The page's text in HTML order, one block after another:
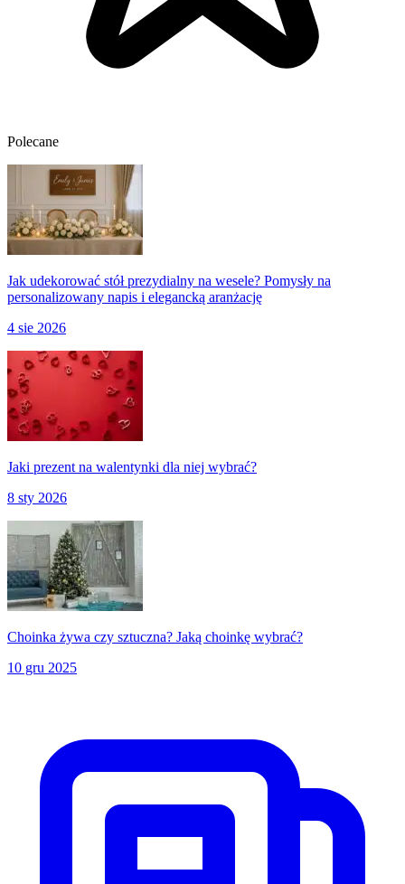
Polecane
Jak udekorować stół prezydialny na wesele? Pomysły na
personalizowany napis i elegancką aranżację
4 sie 2026
Jaki prezent na walentynki dla niej wybrać?
8 sty 2026
Choinka żywa czy sztuczna? Jaką choinkę wybrać?
10 gru 2025